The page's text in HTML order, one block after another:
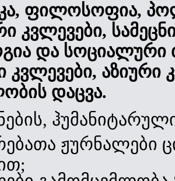
, ფილოსოფია,
კვლევები,
და სოციალური
კვლევები, აზიური
დაცვა.
ჟურნალები